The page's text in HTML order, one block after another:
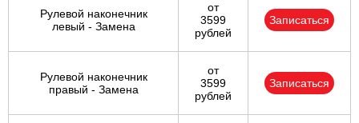
Рулевой наконечник
левый - Замена
от
3599
рублей
Записаться
Рулевой наконечник
правый - Замена
от
3599
рублей
Записаться